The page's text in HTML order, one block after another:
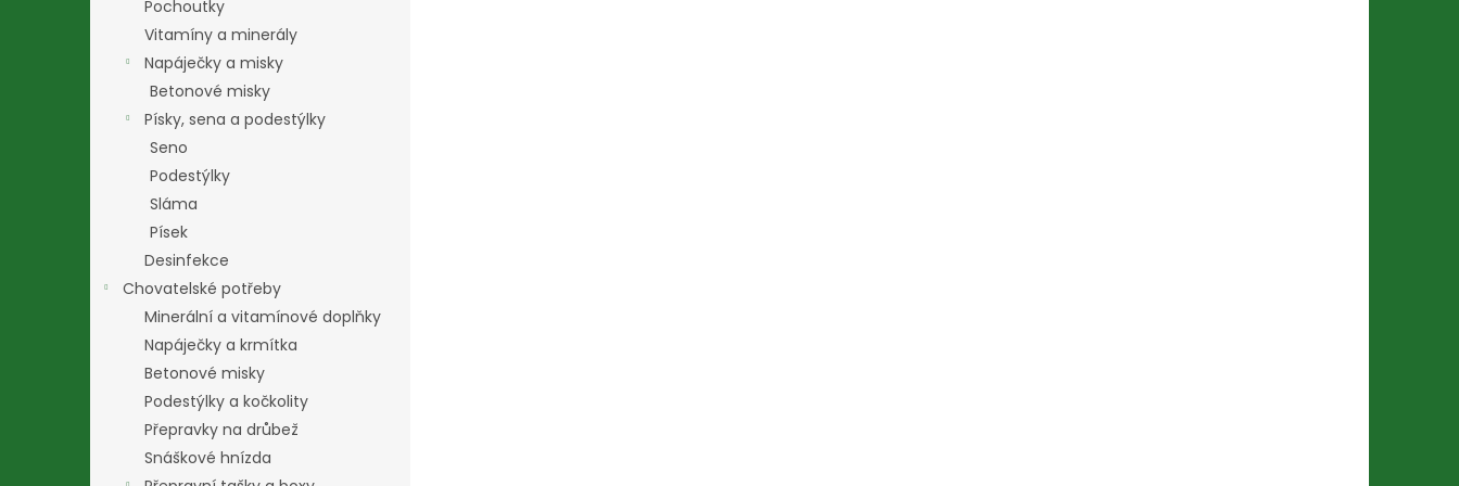
Pochoutky
Vitamíny a minerály
Napáječky a misky
Betonové misky
Písky, sena a podestýlky
Seno
Podestýlky
Sláma
Písek
Desinfekce
Chovatelské potřeby
Minerální a vitamínové doplňky
Napáječky a krmítka
Betonové misky
Podestýlky a kočkolity
Přepravky na drůbež
Snáškové hnízda